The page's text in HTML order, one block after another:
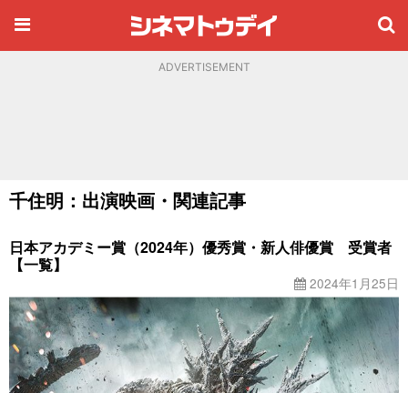
ADVERTISEMENT
千住明：出演映画・関連記事
日本アカデミー賞（2024年）優秀賞・新人俳優賞 受賞者
【一覧】
2024年1月25日